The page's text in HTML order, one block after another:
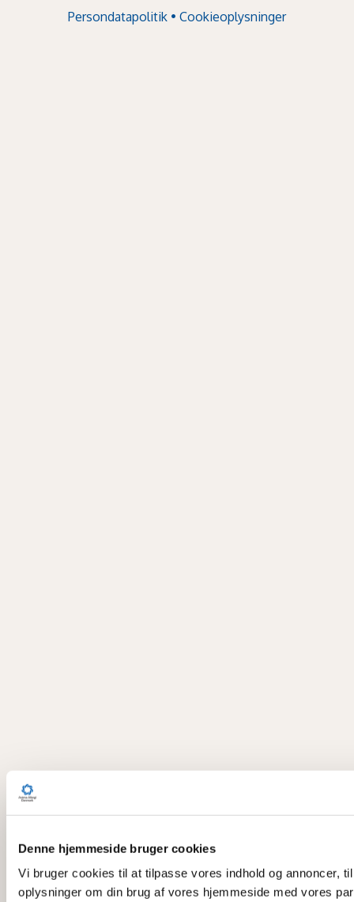
Denne hjemmeside bruger cookies
Vi bruger cookies til at tilpasse vores indhold og annoncer,
oplysninger om din brug af vores hjemmeside med vores
Persondatapolitik • Cookieoplysninger